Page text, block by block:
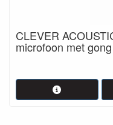
CLEVER
microfoon met gong